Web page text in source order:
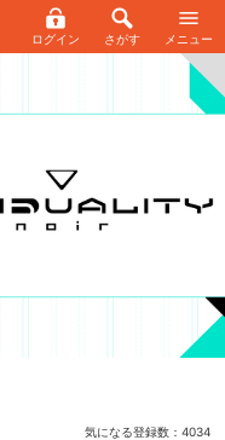
ログイン さがす メニュー
気になる登録数： 4034